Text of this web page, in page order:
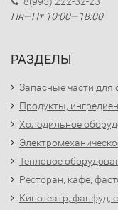
Пн—Пт 10:00—18:00
РАЗДЕЛЫ
Запасные части для
Продукты,
Холодильное
Тепловое
Ресторан, кафе,
Кинотеатр, фанфуд,